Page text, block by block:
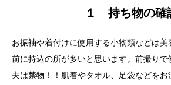
１ 持ち物の確
お振袖や着付けに使用する小物類などは
前に持込の所が多いと思います。前撮り
夫は禁物！！肌着やタオル、足袋などを